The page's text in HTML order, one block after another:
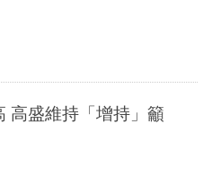
高盛維持「增持」籲